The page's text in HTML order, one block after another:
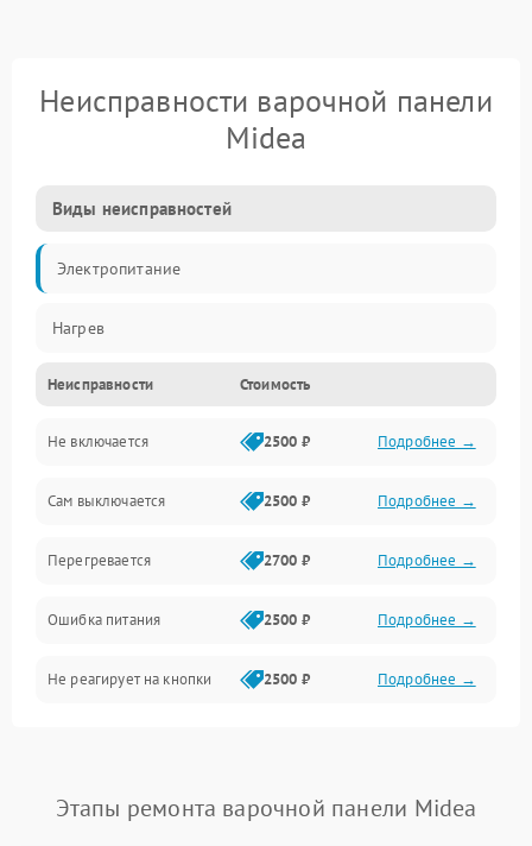
Неисправности варочной панели
Midea
Виды неисправностей
Электропитание
Нагрев
Неисправности Стоимость
Не включается 2500 ₽ Подробнее →
Сам выключается 2500 ₽ Подробнее →
Перегревается 2700 ₽ Подробнее →
Ошибка питания 2500 ₽ Подробнее →
Не реагирует на кнопки 2500 ₽ Подробнее →
Этапы ремонта варочной панели Midea